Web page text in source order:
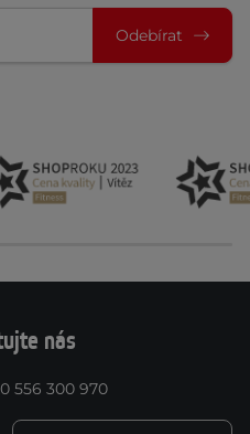
Odebírat
nás
556 300 970